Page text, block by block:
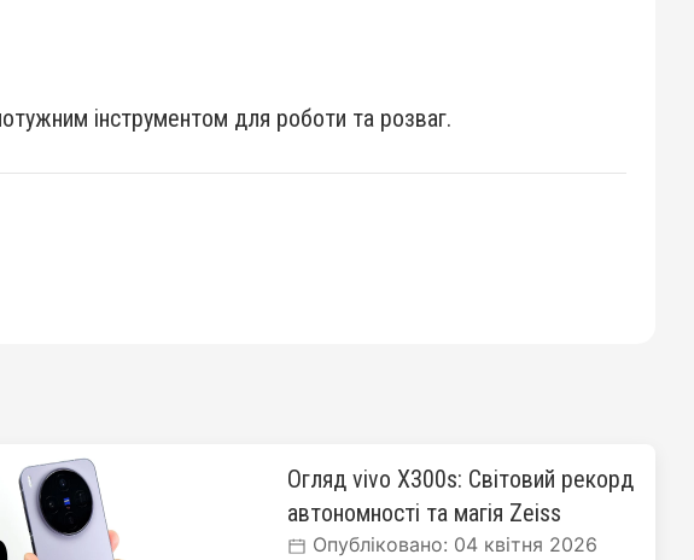
інструментом для роботи та розваг.
Огляд vivo X300s: Світовий рекорд
автономності та магія Zeiss
Опубліковано: 04 квітня 2026